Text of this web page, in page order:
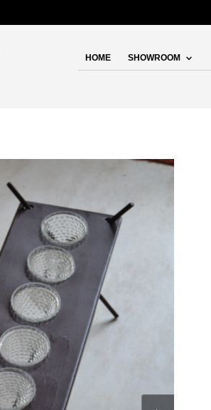
HOME SHOWROOM